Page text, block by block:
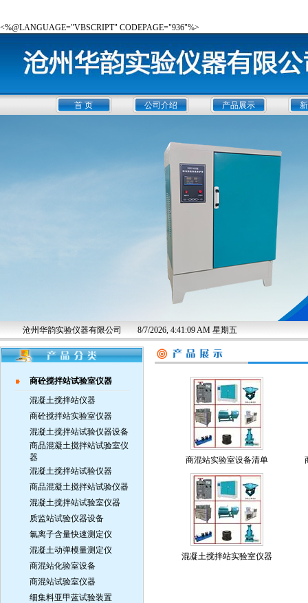
<%@LANGUAGE="VBSCRIPT" CODEPAGE="936"%>
首 页 公司介绍 产品展示
沧州华韵实验仪器有限公司 8/7/2026, 4:41:10 AM 星期五
商砼搅拌站试验室仪器
混凝土搅拌站仪器
商砼搅拌站实验室仪器
混凝土搅拌站试验仪器设备
商品混凝土搅拌站试验室仪
器
混凝土搅拌站试验仪器
商品混凝土搅拌站试验仪器
混凝土搅拌站试验室仪器
质监站试验仪器设备
氯离子含量快速测定仪
混凝土动弹模量测定仪
商混站化验室设备
商混站试验室仪器
细集料亚甲蓝试验装置
商混站实验室设备清单
混凝土搅拌站实验室仪器